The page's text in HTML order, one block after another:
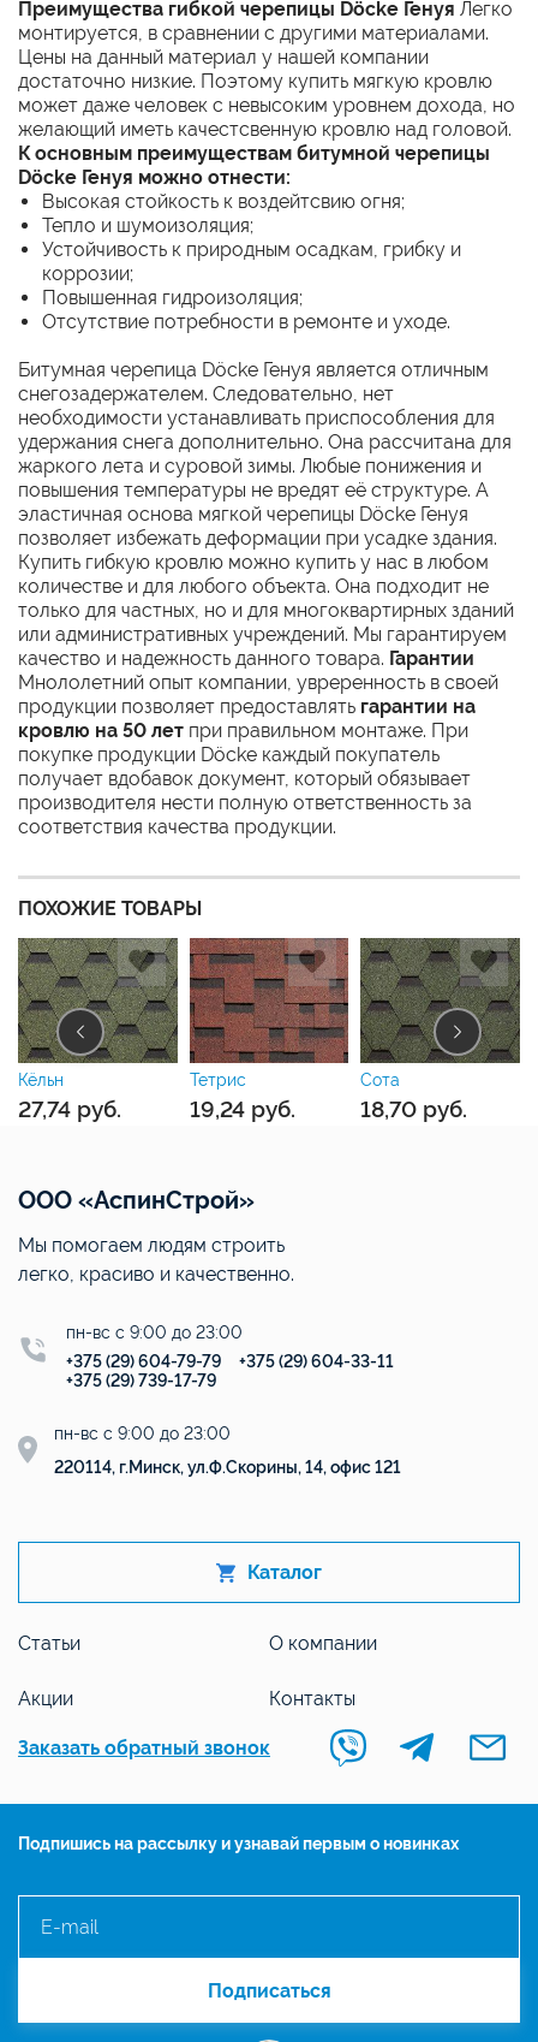
Преимущества гибкой черепицы Döcke Генуя Легко
монтируется, в сравнении с другими материалами.
Цены на данный материал у нашей компании
достаточно низкие. Поэтому купить мягкую кровлю
может даже человек с невысоким уровнем дохода, но
желающий иметь качестсвенную кровлю над головой.
К основным преимуществам битумной черепицы
Döcke Генуя можно отнести:
Высокая стойкость к воздейтсвию огня;
Тепло и шумоизоляция;
Устойчивость к природным осадкам, грибку и
коррозии;
Повышенная гидроизоляция;
Отсутствие потребности в ремонте и уходе.
Битумная черепица Döcke Генуя является отличным
снегозадержателем. Следовательно, нет
необходимости устанавливать приспособления для
удержания снега дополнительно. Она рассчитана для
жаркого лета и суровой зимы. Любые понижения и
повышения температуры не вредят её структуре. А
эластичная основа мягкой черепицы Döcke Генуя
позволяет избежать деформации при усадке здания.
Купить гибкую кровлю можно купить у нас в любом
количестве и для любого объекта. Она подходит не
только для частных, но и для многоквартирных зданий
или административных учреждений. Мы гарантируем
качество и надежность данного товара. Гарантии
Мнололетний опыт компании, увреренность в своей
продукции позволяет предоставлять гарантии на
кровлю на 50 лет при правильном монтаже. При
покупке продукции Döcke каждый покупатель
получает вдобавок документ, который обязывает
производителя нести полную ответственность за
соответствия качества продукции.
ПОХОЖИЕ ТОВАРЫ
Тетрис
19,24руб.
Сота
18,70руб.
Саппоро
39,15руб.
ООО «АспинСтрой»
Мы помогаем людям строить
легко, красиво и качественно.
пн-вс с 9:00 до 23:00
+375 (29) 604-79-79
+375 (29) 604-33-11
+375 (29) 739-17-79
пн-вс с 9:00 до 23:00
220114, г.Минск, ул.Ф.Скорины, 14, офис 121
Каталог
Статьи О компании
Акции Контакты
Заказать обратный звонок
Подпишись на рассылку и узнавай первым о новинках